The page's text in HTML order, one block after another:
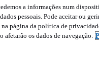
a informações num
pessoais. Pode aceitar ou
página da política de
afetarão os dados de navegação.